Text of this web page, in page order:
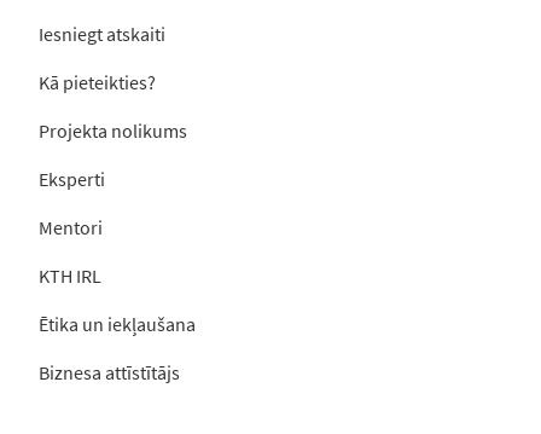
Iesniegt atskaiti
Kā pieteikties?
Projekta nolikums
Eksperti
Mentori
KTH IRL
Ētika un iekļaušana
Biznesa attīstītājs